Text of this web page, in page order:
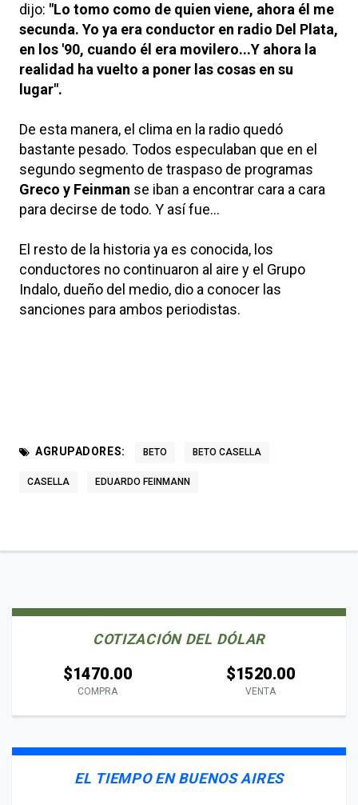
dijo: "Lo tomo como de quien viene, ahora él me
secunda. Yo ya era conductor en radio Del Plata,
en los '90, cuando él era movilero...Y ahora la
realidad ha vuelto a poner las cosas en su
lugar".
De esta manera, el clima en la radio quedó
bastante pesado. Todos especulaban que en el
segundo segmento de traspaso de programas
Greco y Feinman se iban a encontrar cara a cara
para decirse de todo. Y así fue...
El resto de la historia ya es conocida, los
conductores no continuaron al aire y el Grupo
Indalo, dueño del medio, dio a conocer las
sanciones para ambos periodistas.
AGRUPADORES: BETO BETO CASELLA
CASELLA EDUARDO FEINMANN
COTIZACIÓN DEL DÓLAR
$1470.00
COMPRA
$1520.00
VENTA
EL TIEMPO EN BUENOS AIRES